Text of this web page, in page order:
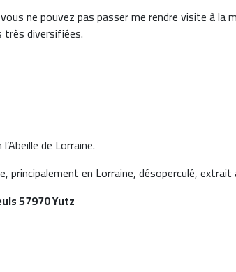
ne pouvez pas passer me rendre visite à
très diversifiées.
de Lorraine.
principalement en Lorraine, désoperculé,
57970 Yutz